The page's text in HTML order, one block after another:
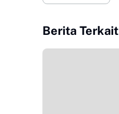
Berita Terkait